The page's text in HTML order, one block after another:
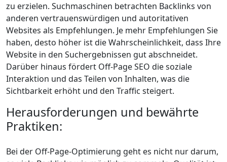
zu erzielen. Suchmaschinen betrachten Backlinks von
anderen vertrauenswürdigen und autoritativen
Websites als Empfehlungen. Je mehr Empfehlungen Sie
haben, desto höher ist die Wahrscheinlichkeit, dass Ihre
Website in den Suchergebnissen gut abschneidet.
Darüber hinaus fördert Off-Page SEO die soziale
Interaktion und das Teilen von Inhalten, was die
Sichtbarkeit erhöht und den Traffic steigert.
Herausforderungen und bewährte
Praktiken:
Bei der Off-Page-Optimierung geht es nicht nur darum,